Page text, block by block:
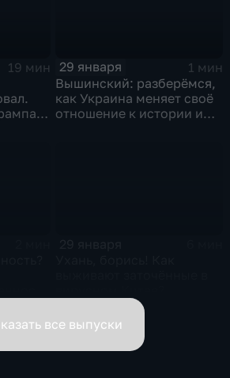
19 мин
29 января
1 мин
Вышинский: разберёмся,
как Украина меняет своё
отношение к истории и
все выпуски